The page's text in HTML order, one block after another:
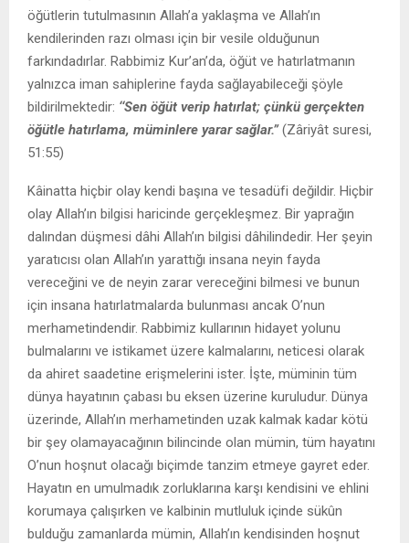
öğütlerin tutulmasının Allah’a yaklaşma ve Allah’ın
kendilerinden razı olması için bir vesile olduğunun
farkındadırlar. Rabbimiz Kur’an’da, öğüt ve hatırlatmanın
yalnızca iman sahiplerine fayda sağlayabileceği şöyle
bildirilmektedir: ‘‘Sen öğüt verip hatırlat; çünkü gerçekten
öğütle hatırlama, müminlere yarar sağlar.”(Zâriyât suresi,
51:55)
Kâinatta hiçbir olay kendi başına ve tesadüfi değildir. Hiçbir
olay Allah’ın bilgisi haricinde gerçekleşmez. Bir yaprağın
dalından düşmesi dâhi Allah’ın bilgisi dâhilindedir. Her şeyin
yaratıcısı olan Allah’ın yarattığı insana neyin fayda
vereceğini ve de neyin zarar vereceğini bilmesi ve bunun
için insana hatırlatmalarda bulunması ancak O’nun
merhametindendir. Rabbimiz kullarının hidayet yolunu
bulmalarını ve istikamet üzere kalmalarını, neticesi olarak
da ahiret saadetine erişmelerini ister. İşte, müminin tüm
dünya hayatının çabası bu eksen üzerine kuruludur. Dünya
üzerinde, Allah’ın merhametinden uzak kalmak kadar kötü
bir şey olamayacağının bilincinde olan mümin, tüm hayatını
O’nun hoşnut olacağı biçimde tanzim etmeye gayret eder.
Hayatın en umulmadık zorluklarına karşı kendisini ve ehlini
korumaya çalışırken ve kalbinin mutluluk içinde sükûn
bulduğu zamanlarda mümin, Allah’ın kendisinden hoşnut